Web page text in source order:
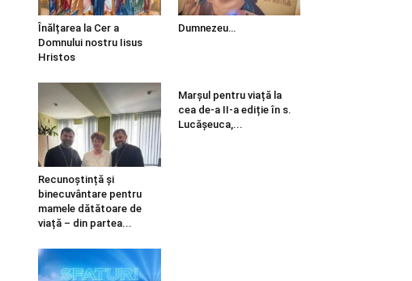
Înălțarea la Cer a
Domnului nostru Iisus
Hristos
Dumnezeu…
Recunoștință și
binecuvântare pentru
mamele dătătoare de
viață – din partea...
Marșul pentru viață la
cea de-a II-a ediție în s.
Lucășeuca,...